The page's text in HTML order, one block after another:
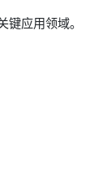
应用领域。